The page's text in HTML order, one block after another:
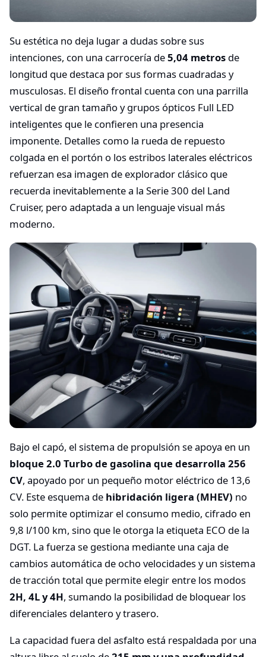
Su estética no deja lugar a dudas sobre sus
intenciones, con una carrocería de5,04 metros de
longitud que destaca por sus formas cuadradas y
musculosas. El diseño frontal cuenta con una parrilla
vertical de gran tamaño y grupos ópticos Full LED
inteligentes que le confieren una presencia
imponente. Detalles como la rueda de repuesto
colgada en el portón o los estribos laterales eléctricos
refuerzan esa imagen de explorador clásico que
recuerda inevitablemente a la Serie 300 del Land
Cruiser, pero adaptada a un lenguaje visual más
moderno.
Bajo el capó, el sistema de propulsión se apoya en un
bloque 2.0 Turbo de gasolina que desarrolla 256
CV, apoyado por un pequeño motor eléctrico de 13,6
CV. Este esquema de hibridación ligera (MHEV) no
solo permite optimizar el consumo medio, cifrado en
9,8 l/100 km, sino que le otorga la etiqueta ECO de la
DGT. La fuerza se gestiona mediante una caja de
cambios automática de ocho velocidades y un sistema
de tracción total que permite elegir entre los modos
2H, 4L y 4H, sumando la posibilidad de bloquear los
diferenciales delantero y trasero.
La capacidad fuera del asfalto está respaldada por una